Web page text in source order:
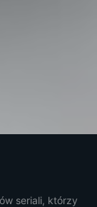
seriali, którzy